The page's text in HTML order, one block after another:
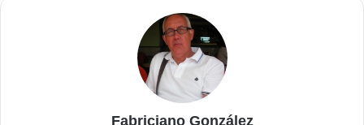
Fabriciano González